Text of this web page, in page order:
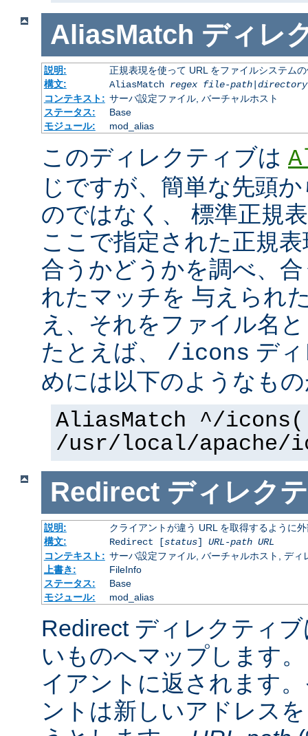
AliasMatch ディレ
説明:
正規表現を使って URL をファイルシステム
構文:
AliasMatch regex file-path|
コンテキスト: サーバ設定ファイル, バーチャルホスト
ステータス:
Base
モジュール:
mod_alias
このディレクティブは
じですが、簡単な先頭
のではなく、 標準正規
ここで指定された正規
合うかどうかを調べ、
れたマッチを 与えられ
え、それをファイル名
たとえば、 /icons デ
めには以下のようなも
AliasMatch ^/
/usr/local/apache/
Redirect ディレク
説明:
クライアントが違う URL を取得するように
構文:
Redirect [status] URL-path URL
コンテキスト: サーバ設定ファイル, バーチャルホスト, ディ
上書き:
FileInfo
ステータス:
Base
モジュール:
mod_alias
Redirect ディレクティ
いものへマップします
イアントに返されます
ントは新しいアドレス